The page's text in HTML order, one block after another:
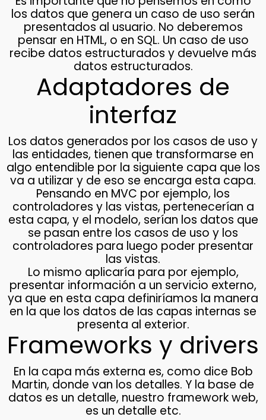
los datos que genera un caso de uso serán
presentados al usuario. No deberemos
pensar en HTML, o en SQL. Un caso de uso
recibe datos estructurados y devuelve más
datos estructurados.
Adaptadores de
interfaz
Los datos generados por los casos de uso y
las entidades, tienen que transformarse en
algo entendible por la siguiente capa que los
va a utilizar y de eso se encarga esta capa.
Pensando en MVC por ejemplo, los
controladores y las vistas, pertenecerían a
esta capa, y el modelo, serían los datos que
se pasan entre los casos de uso y los
controladores para luego poder presentar
las vistas.
Lo mismo aplicaría para por ejemplo,
presentar información a un servicio externo,
ya que en esta capa definiríamos la manera
en la que los datos de las capas internas se
presenta al exterior.
Frameworks y drivers
En la capa más externa es, como dice Bob
Martin, donde van los detalles. Y la base de
datos es un detalle, nuestro framework web,
es un detalle etc.